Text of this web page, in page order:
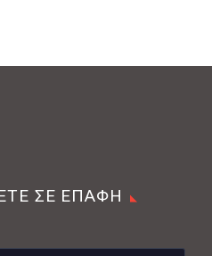
ΣΕ ΕΠΑΦΗ